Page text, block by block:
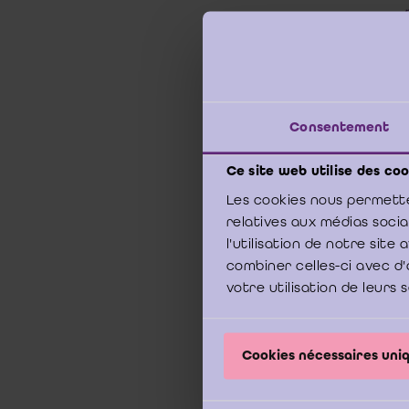
Consentement
Ce site web utilise des
Les cookies nous
relatives aux médias
l'utilisation de notre site
combiner celles-ci avec
votre utilisation de leurs
Cookies nécessaires